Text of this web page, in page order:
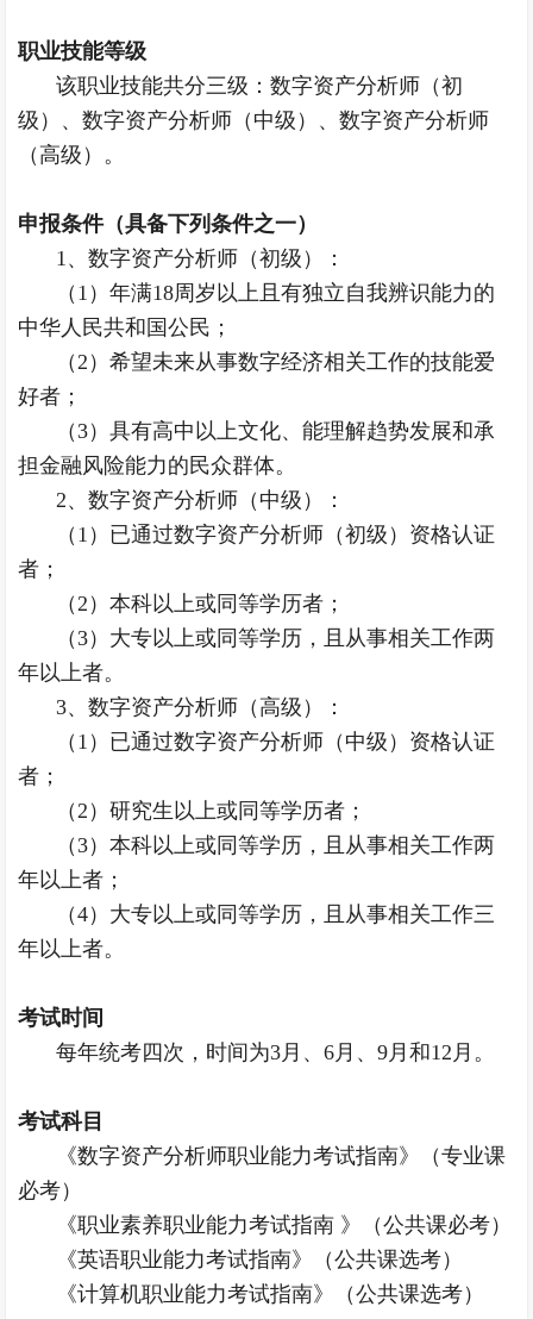
职业技能等级
该职业技能共分三级：数字资产分析师（初
级）、数字资产分析师（中级）、数字资产分析师
（高级）。
申报条件（具备下列条件之一）
1、数字资产分析师（初级）：
（1）年满18周岁以上且有独立自我辨识能力的
中华人民共和国公民；
（2）希望未来从事数字经济相关工作的技能爱
好者；
（3）具有高中以上文化、能理解趋势发展和承
担金融风险能力的民众群体。
2、数字资产分析师（中级）：
（1）已通过数字资产分析师（初级）资格认证
者；
（2）本科以上或同等学历者；
（3）大专以上或同等学历，且从事相关工作两
年以上者。
3、数字资产分析师（高级）：
（1）已通过数字资产分析师（中级）资格认证
者；
（2）研究生以上或同等学历者；
（3）本科以上或同等学历，且从事相关工作两
年以上者；
（4）大专以上或同等学历，且从事相关工作三
年以上者。
考试时间
每年统考四次，时间为3月、6月、9月和12月。
考试科目
《数字资产分析师职业能力考试指南》（专业课
必考）
《职业素养职业能力考试指南 》（公共课必考）
《英语职业能力考试指南》（公共课选考）
《计算机职业能力考试指南》（公共课选考）